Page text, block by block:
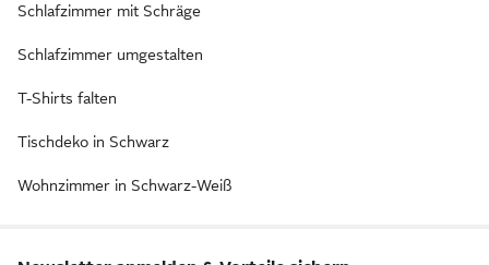
Schlafzimmer mit Schräge
Schlafzimmer umgestalten
T-Shirts falten
Tischdeko in Schwarz
Wohnzimmer in Schwarz-Weiß